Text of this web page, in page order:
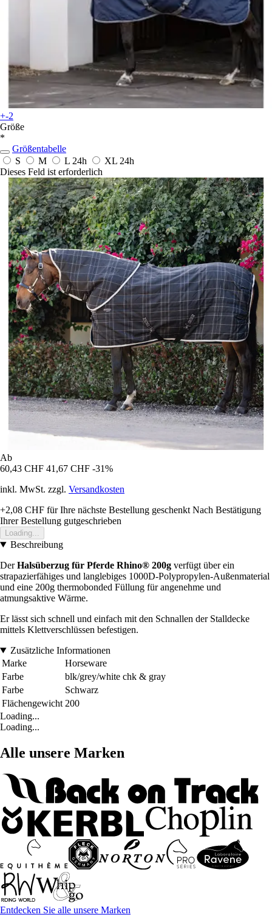
+-2
Größe
*
Größentabelle
S
M L 24h XL 24h
Dieses Feld ist erforderlich
Ab
60,43 CHF 41,67 CHF -31%
inkl. MwSt. zzgl. Versandkosten
+2,08 CHF für Ihre nächste Bestellung geschenkt Nach Bestätigung
Ihrer Bestellung gutgeschrieben
Loading...
Beschreibung
DerHalsüberzug für Pferde Rhino® 200g verfügt über ein
strapazierfähiges und langlebiges 1000D-Polypropylen-Außenmaterial
und eine 200g thermobonded Füllung für angenehme und
atmungsaktive Wärme.
Er lässt sich schnell und einfach mit den Schnallen der Stalldecke
mittels Klettverschlüssen befestigen.
Zusätzliche Informationen
Marke
Horseware
Farbe
blk/grey/white chk & gray
Farbe
Schwarz
Flächengewicht 200
Loading...
Loading...
Alle unsere Marken
Entdecken Sie alle unsere Marken